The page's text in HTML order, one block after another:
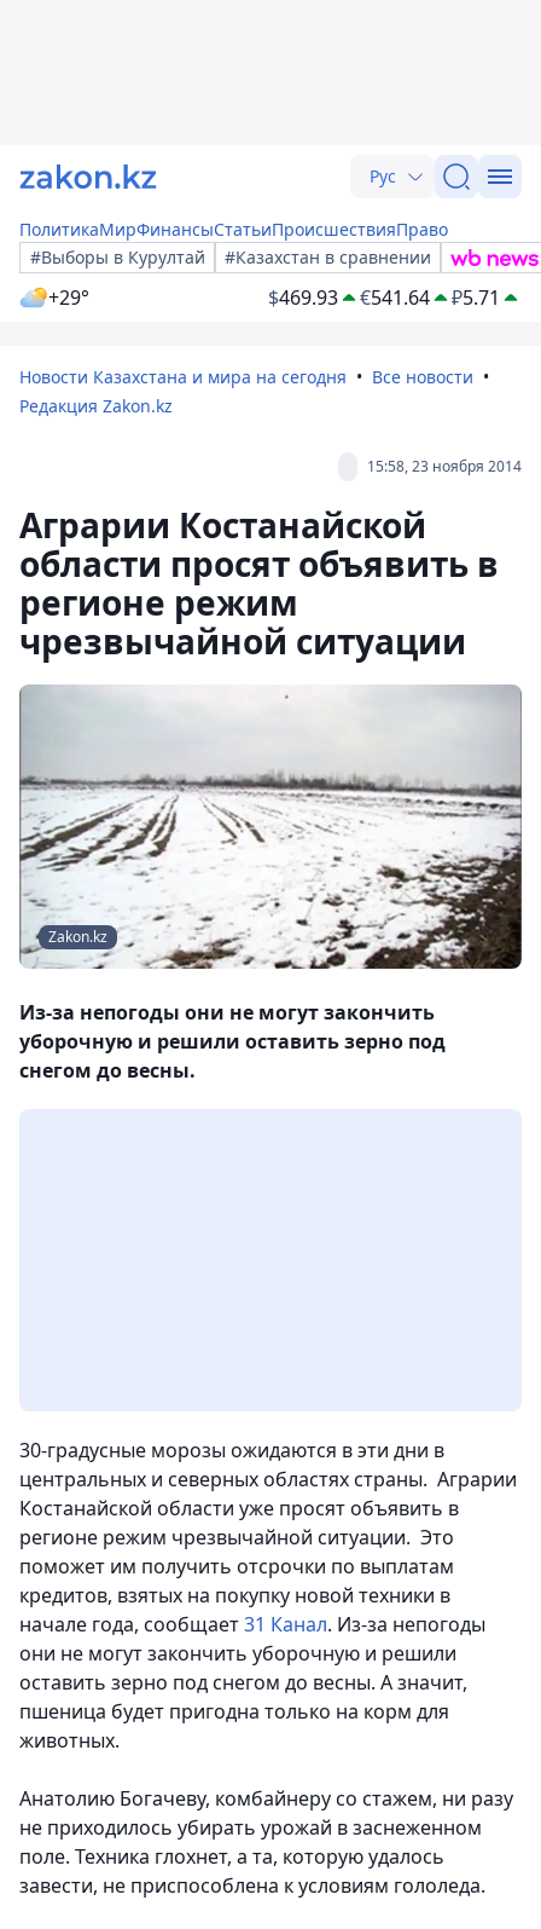
Рус
ПолитикаМирФинансыСтатьиПроисшествияПраво
#Выборы в Курултай
#Казахстан в сравнении
+29° $469.93 €541.64 ₽5.71
Новости Казахстана и мира на сегодня
Все новости
Редакция Zakon.kz
15:58, 23 ноября 2014
Аграрии Костанайской
области просят объявить в
регионе режим
чрезвычайной ситуации
Zakon.kz
Из-за непогоды они не могут закончить
уборочную и решили оставить зерно под
снегом до весны.
30-градусные морозы ожидаются в эти дни в
центральных и северных областях страны. Аграрии
Костанайской области уже просят объявить в
регионе режим чрезвычайной ситуации. Это
поможет им получить отсрочки по выплатам
кредитов, взятых на покупку новой техники в
начале года, сообщает31 Канал. Из-за непогоды
они не могут закончить уборочную и решили
оставить зерно под снегом до весны. А значит,
пшеница будет пригодна только на корм для
животных.
Анатолию Богачеву, комбайнеру со стажем, ни разу
не приходилось убирать урожай в заснеженном
поле. Техника глохнет, а та, которую удалось
завести, не приспособлена к условиям гололеда.